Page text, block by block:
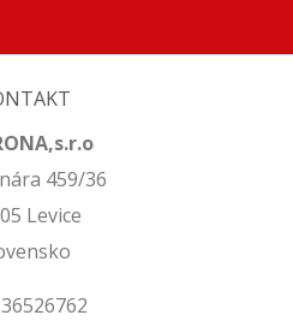
459/36
Levice